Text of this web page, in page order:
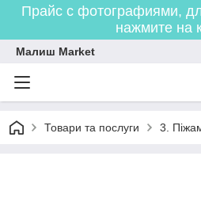
Прайс с фотографиями,
нажмите на
Малиш Market
Товари та послуги 3.